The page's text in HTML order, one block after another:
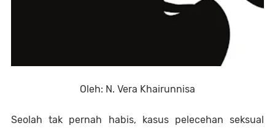
Oleh: N. Vera Khairunnisa
Seolah tak pernah habis, kasus pelecehan seksual